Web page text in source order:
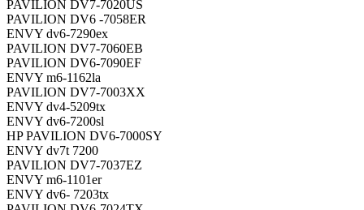
PAVILION DV7-7020US
PAVILION DV6 -7058ER
ENVY dv6-7290ex
PAVILION DV7-7060EB
PAVILION DV6-7090EF
ENVY m6-1162la
PAVILION DV7-7003XX
ENVY dv4-5209tx
ENVY dv6-7200sl
HP PAVILION DV6-7000SY
ENVY dv7t 7200
PAVILION DV7-7037EZ
ENVY m6-1101er
ENVY dv6- 7203tx